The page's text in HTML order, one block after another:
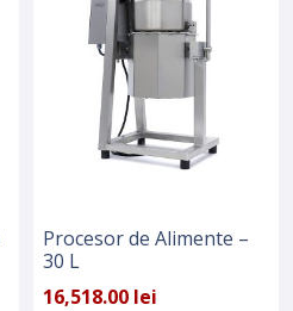
Procesor de Alimente –
30 L
16,518.00 lei